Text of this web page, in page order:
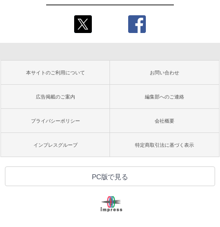
本サイトのご利用について お問い合わせ
広告掲載のご案内 編集部へのご連絡
プライバシーポリシー 会社概要
インプレスグループ 特定商取引法に基づく表示
PC版で見る